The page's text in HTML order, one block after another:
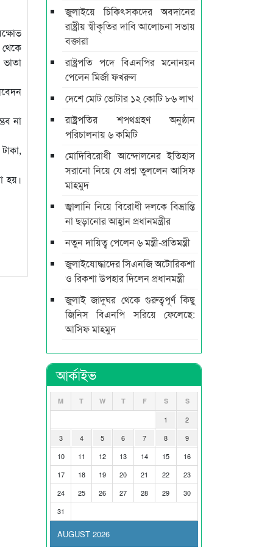
থেকে
না
হয়।
জুলাইয়ে চিকিৎসকদের অবদানের
রাষ্ট্রীয় স্বীকৃতির দাবি আলোচনা সভায়
বক্তারা
রাষ্ট্রপতি পদে বিএনপির মনোনয়ন
পেলেন মির্জা ফখরুল
দেশে মোট ভোটার ১২ কোটি ৮৬ লাখ
রাষ্ট্রপতির শপথগ্রহণ অনুষ্ঠান
পরিচালনায় ৬ কমিটি
মোদিবিরোধী আন্দোলনের ইতিহাস
সরানো নিয়ে যে প্রশ্ন তুললেন আসিফ
মাহমুদ
জ্বালানি নিয়ে বিরোধী দলকে বিভ্রান্তি
না ছড়ানোর আহ্বান প্রধানমন্ত্রীর
নতুন দায়িত্ব পেলেন ৬ মন্ত্রী-প্রতিমন্ত্রী
জুলাইযোদ্ধাদের সিএনজি অটোরিকশা
ও রিকশা উপহার দিলেন প্রধানমন্ত্রী
জুলাই জাদুঘর থেকে গুরুত্বপূর্ণ কিছু
জিনিস বিএনপি সরিয়ে ফেলেছে:
আসিফ মাহমুদ
আর্কাইভ
AUGUST 2026
M T W T F S S
1
2
3
4 5 6 7 8
9
10
11 12 13 14 15
16
17
18 19 20 21 22
23
24
25 26 27 28 29
30
31